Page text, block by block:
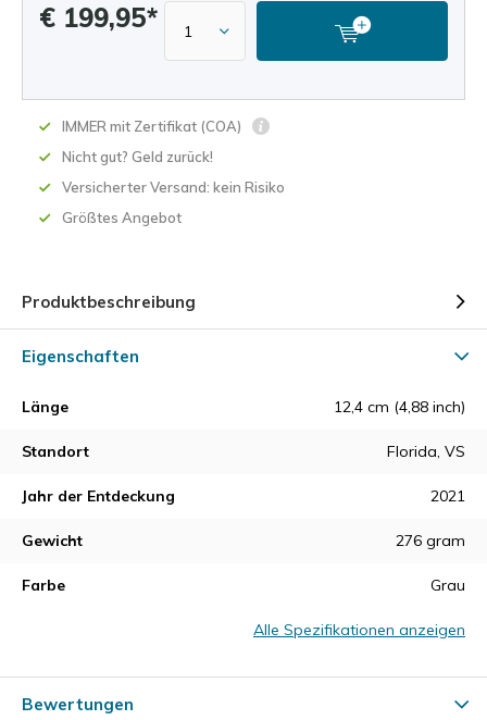
€ 199,95*
IMMER mit Zertifikat (COA)
Nicht gut? Geld zurück!
Versicherter Versand: kein Risiko
Größtes Angebot
Produktbeschreibung
Eigenschaften
Länge 12,4 cm (4,88 inch)
Standort Florida, VS
Jahr der Entdeckung 2021
Gewicht 276 gram
Farbe Grau
Alle Spezifikationen anzeigen
Bewertungen